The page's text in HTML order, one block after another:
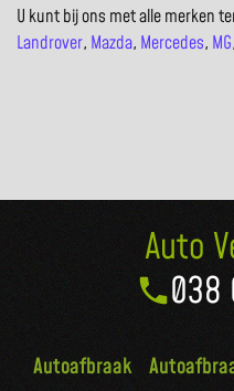
U kunt bij ons met alle merken
Landrover, Mazda, Mercedes, MG,
Auto
038
Autoafbraak